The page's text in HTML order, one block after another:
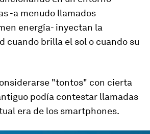
-a menudo llamados
energía- inyectan la
cuando brilla el sol o cuando su
"tontos" con cierta
podía contestar llamadas
era de los smartphones.